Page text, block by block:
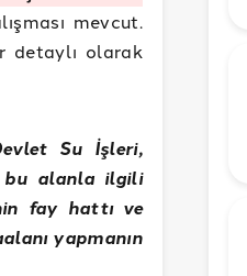
mevcut.
detaylı olarak
Su İşleri,
bu alanla ilgili
fay hattı ve
yapmanın